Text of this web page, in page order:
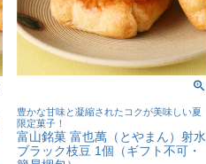
豊かな甘味と凝縮されたコクが美味しい夏
限定菓子！
富山銘菓 富也萬（とやまん）射水
ブラック枝豆 1個（ギフト不可・